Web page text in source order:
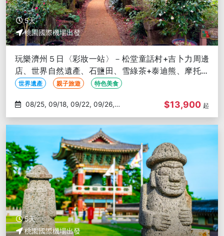
5天
桃園國際機場出發
玩樂濟州５日〈彩妝一站〉－松堂童話村+吉卜力周邊
店、世界自然遺產、石鹽田、雪綠茶+泰迪熊、摩托車
秀、海鮮鍋、東門市場
世界遺產 親子旅遊 特色美食
10/02
$13,900 起
5天
桃園國際機場出發